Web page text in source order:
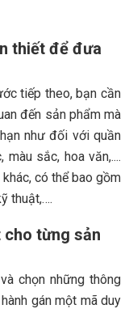
thiết để đưa
tiếp theo, bạn cần
đến sản phẩm mà
như đối với quần
sắc, hoa văn,....
có thể bao gồm
thuật,….
cho từng sản
chọn những thông
gán một mã duy